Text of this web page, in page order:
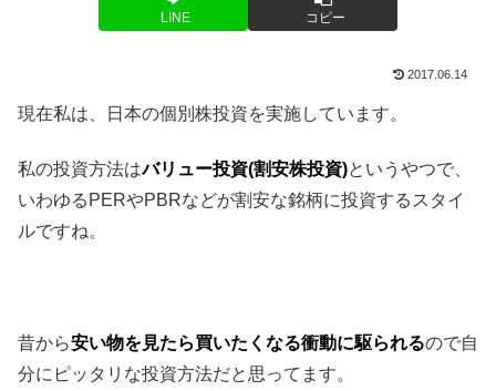
LINE コピー
2017.06.14
現在私は、日本の個別株投資を実施しています。
私の投資方法はバリュー投資(割安株投資)というやつで、
いわゆるPERやPBRなどが割安な銘柄に投資するスタイ
ルですね。
昔から安い物を見たら買いたくなる衝動に駆られるので自
分にピッタリな投資方法だと思ってます。